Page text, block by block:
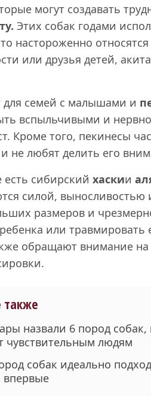
могут создавать
Этих собак годами
настороженно
или друзья детей,
для семей с малышами и
вспыльчивыми и нервно
Кроме того, пекинесы
не любят делить его
сибирский хаскии
силой,
размеров и
или травмировать
обращают внимание
также
назвали 6 пород
чувствительным людям
собак идеально
впервые